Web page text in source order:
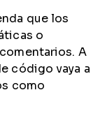
que los
o
A
código vaya a
como